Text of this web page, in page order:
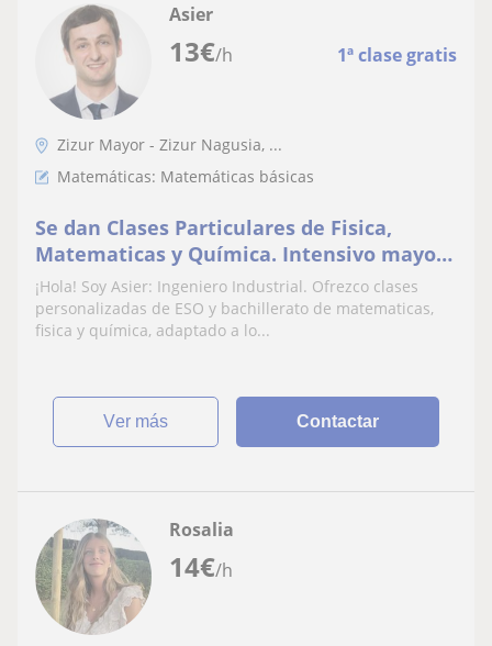
13€/h 1ª clase gratis
Asier
Zizur Mayor - Zizur Nagusia, ...
Matemáticas: Matemáticas básicas
Se dan Clases Particulares de Fisica,
Matematicas y Química. Intensivo mayo-
junio
¡Hola! Soy Asier: Ingeniero Industrial. Ofrezco clases
personalizadas de ESO y bachillerato de matematicas,
fisica y química, adaptado a lo...
ver más Contactar
14€/h
Rosalia